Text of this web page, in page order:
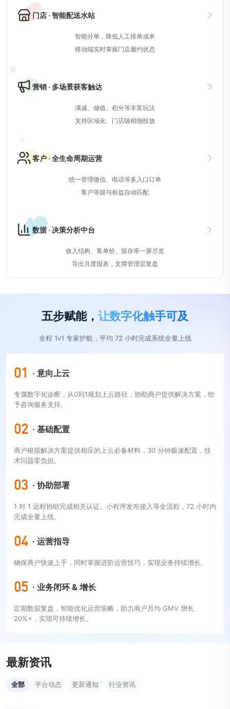
门店 · 智能配送水站
智能分单，降低人工排单成本
移动端实时掌握门店履约状态
营销 · 多场景获客触达
满减、储值、积分等丰富玩法
支持区域化、门店级精细投放
客户 · 全生命周期运营
统一管理微信、电话等多入口订单
客户等级与权益自动匹配
数据 · 决策分析中台
收入结构、客单价、留存率一屏尽览
导出月度报表，支撑管理层复盘
五步赋能， 让数字化触手可及
全程 1v1 专家护航，平均 72 小时完成系统全量上线
01 · 意向上云
专属数字化诊断，从0到1规划上云路径，协助商户提供解决方案，给
予咨询服务支持。
02 · 基础配置
商户根据解决方案提供相应的上云必备材料，30 分钟极速配置，技
术问题零负担。
03 · 协助部署
1 对 1 远程协助完成相关认证、小程序发布接入等全流程，72 小时内
完成全量上线。
04 · 运营指导
确保商户快速上手，同时掌握进阶运营技巧，实现业务持续增长。
05 · 业务闭环 & 增长
定期数据复盘，智能优化运营策略，助力商户月均 GMV 增长
20%+，实现可持续增长。
最新资讯
全部 平台动态 更新通知 行业资讯